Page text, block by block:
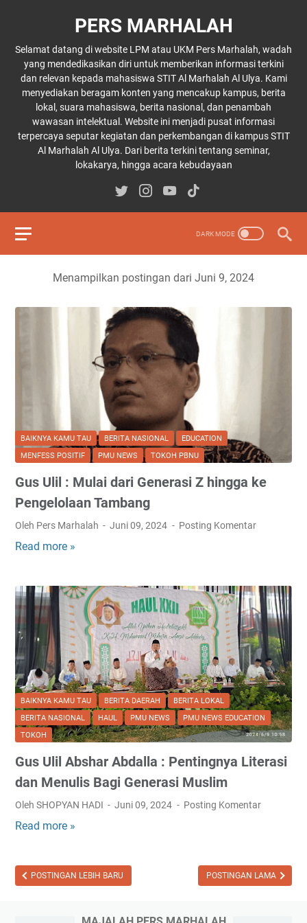
PERS MARHALAH
Selamat datang di website LPM atau UKM Pers Marhalah, wadah
yang mendedikasikan diri untuk memberikan informasi terkini
dan relevan kepada mahasiswa STIT Al Marhalah Al Ulya. Kami
menyediakan beragam konten yang mencakup kampus, berita
lokal, suara mahasiswa, berita nasional, dan penambah
wawasan intelektual. Website ini menjadi pusat informasi
terpercaya seputar kegiatan dan perkembangan di kampus STIT
Al Marhalah Al Ulya. Dari berita terkini tentang seminar,
lokakarya, hingga acara kebudayaan
Menampilkan postingan dari Juni 9, 2024
BAIKNYA KAMU TAU BERITA NASIONAL
EDUCATION
MENFESS POSITIF
PMU NEWS TOKOH PBNU
Gus Ulil : Mulai dari Generasi Z hingga ke
Pengelolaan Tambang
Oleh Pers Marhalah Juni 09, 2024 Posting Komentar
Read more »
U
:
M
u
l
a
i
d
a
i
e
BAIKNYA KAMU TAU BERITA DAERAH
BERITA LOKAL
BERITA NASIONAL
HAUL PMU NEWS
PMU NEWS EDUCATION
TOKOH
Gus Ulil Abshar Abdalla : Pentingnya Literasi
dan Menulis Bagi Generasi Muslim
Oleh SHOPYAN HADI Juni 09, 2024 Posting Komentar
Read more »
U
POSTINGAN LEBIH BARU POSTINGAN LAMA